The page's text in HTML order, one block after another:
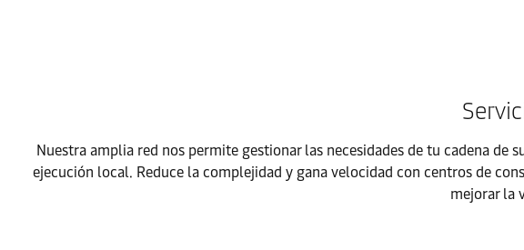
Nuestra amplia red nos permite gestionar las necesidades de tu cadena
ejecución local. Reduce la complejidad y gana velocidad con centros de
mejorar la